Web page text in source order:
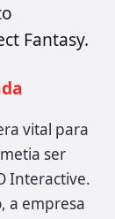
Fantasy.
vital para
ser
Interactive.
a empresa